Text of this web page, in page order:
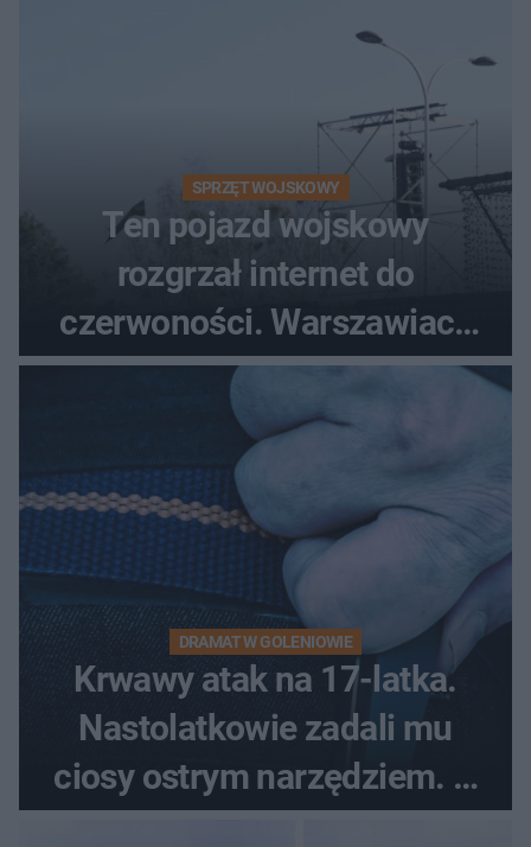
SPRZĘT WOJSKOWY
Ten pojazd wojskowy
rozgrzał internet do
czerwoności. Warszawiacy
pytali, czy to Mad Max!
DRAMAT W GOLENIOWIE
Krwawy atak na 17-latka.
Nastolatkowie zadali mu
ciosy ostrym narzędziem. O
ich losach zdecyduje sąd